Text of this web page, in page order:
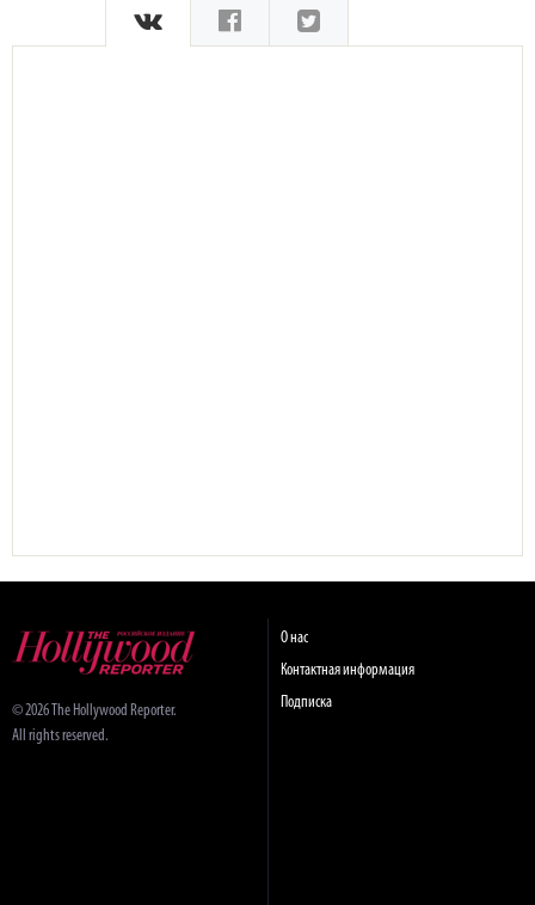
© 2026 The Hollywood Reporter.
All rights reserved.
О нас
Контактная информация
Подписка